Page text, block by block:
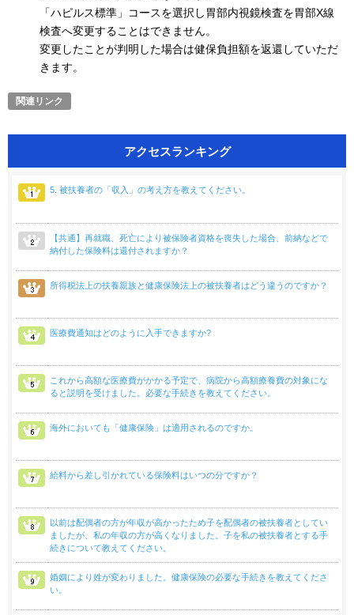
「ハピルス標準」コースを選択し胃部内視鏡検査を胃部X線
検査へ変更することはできません。
変更したことが判明した場合は健保負担額を返還していただ
きます。
アクセスランキング
5. 被扶養者の「収入」の考え方を教えてください。
【共通】再就職、死亡により被保険者資格を喪失した場合、前納などで
納付した保険料は還付されますか？
所得税法上の扶養親族と健康保険法上の被扶養者はどう違うのですか？
医療費通知はどのように入手できますか?
これから高額な医療費がかかる予定で、病院から高額療養費の対象にな
ると説明を受けました。必要な手続きを教えてください。
海外においても「健康保険」は適用されるのですか。
給料から差し引かれている保険料はいつの分ですか？
以前は配偶者の方が年収が高かったため子を配偶者の被扶養者としてい
ましたが、私の年収の方が高くなりました。子を私の被扶養者とする手
続きについて教えてください。
婚姻により姓が変わりました。健康保険の必要な手続きを教えてくださ
い。